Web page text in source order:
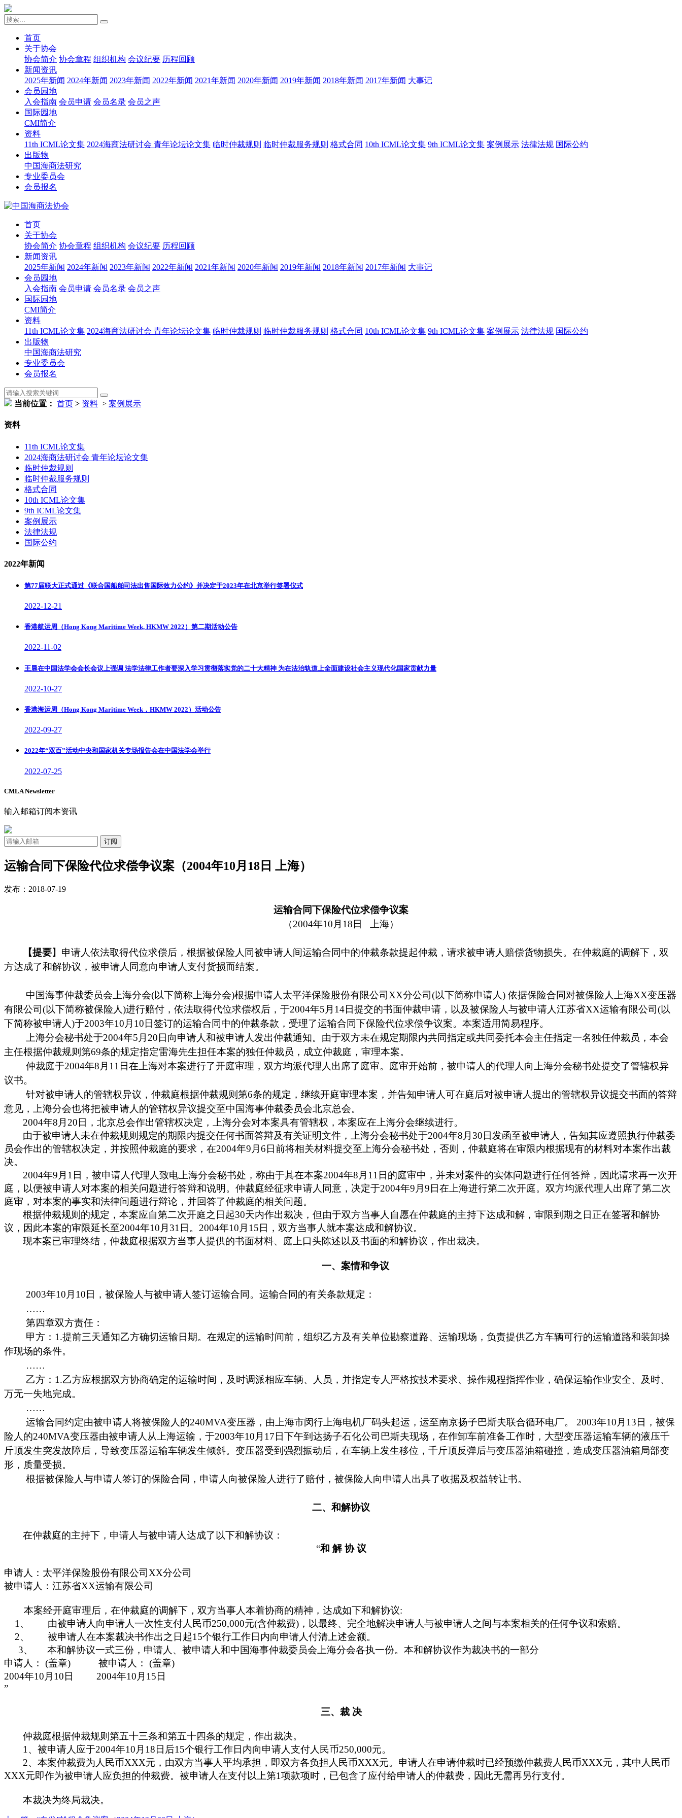
首页
关于协会
协会简介 协会章程 组织机构 会议纪要 历程回顾
新闻资讯
2025年新闻 2024年新闻 2023年新闻 2022年新闻 2021年新闻 2020年新闻 2019年新闻 2018年新闻 2017年新闻 大事记
会员园地
入会指南 会员申请 会员名录 会员之声
国际园地
CMI简介
资料
11th ICML论文集 2024海商法研讨会 青年论坛论文集 临时仲裁规则 临时仲裁服务规则 格式合同 10th ICML论文集 9th ICML论文集 案例展示 法律法规 国际公约
出版物
中国海商法研究
专业委员会
会员报名
首页
关于协会
协会简介 协会章程 组织机构 会议纪要 历程回顾
新闻资讯
2025年新闻 2024年新闻 2023年新闻 2022年新闻 2021年新闻 2020年新闻 2019年新闻 2018年新闻 2017年新闻 大事记
会员园地
入会指南 会员申请 会员名录 会员之声
国际园地
CMI简介
资料
11th ICML论文集 2024海商法研讨会 青年论坛论文集 临时仲裁规则 临时仲裁服务规则 格式合同 10th ICML论文集 9th ICML论文集 案例展示 法律法规 国际公约
出版物
中国海商法研究
专业委员会
会员报名
当前位置： 首页 > 资料 > 案例展示
资料
11th ICML论文集
2024海商法研讨会 青年论坛论文集
临时仲裁规则
临时仲裁服务规则
格式合同
10th ICML论文集
9th ICML论文集
案例展示
法律法规
国际公约
2022年新闻
第77届联大正式通过《联合国船舶司法出售国际效力公约》并决定于2023年在北京举行签署仪式
2022-12-21
香港航运周（Hong Kong Maritime Week, HKMW 2022）第二期活动公告
2022-11-02
王晨在中国法学会会长会议上强调 法学法律工作者要深入学习贯彻落实党的二十大精神 为在法治轨道上全面建设社会主义现代化国家贡献力量
2022-10-27
香港海运周（Hong Kong Maritime Week，HKMW 2022）活动公告
2022-09-27
2022年“双百”活动中央和国家机关专场报告会在中国法学会举行
2022-07-25
CMLA Newsletter
输入邮箱订阅本资讯
订阅
运输合同下保险代位求偿争议案（2004年10月18日 上海）
发布：2018-07-19
运输合同下保险代位求偿争议案
（2004年10 月 18日 上海）
【提要】申请人依法取得代位求偿后，根据被保险人同被申请人间运输合同中的仲裁条款提起仲裁，请求被申请人赔偿货物损失。在仲裁庭的调解下，双
方达成了和解协议，被申请人同意向申请人支付货损而结案。
中国海事仲裁委员会上海分会(以下简称上海分会)根据申请人太平洋保险股份有限公司XX分公司(以下简称申请人) 依据保险合同对被保险人上海XX变压器
有限公司(以下简称被保险人)进行赔付，依法取得代位求偿权后，于2004年5 月 14日提交的书面仲裁申请，以及被保险人与被申请人江苏省XX运输有限公司(以
下简称被申请人)于2003年10 月 10日签订的运输合同中的仲裁条款，受理了运输合同下保险代位求偿争议案。本案适用简易程序。
上海分会秘书处于2004年5 月 20日向申请人和被申请人发出仲裁通知。由于双方未在规定期限内共同指定或共同委托本会主任指定一名独任仲裁员，本会
主任根据仲裁规则第69条的规定指定雷海先生担任本案的独任仲裁员，成立仲裁庭，审理本案。
仲裁庭于2004年8 月 11 日在上海对本案进行了开庭审理，双方均派代理人出席了庭审。庭审开始前，被申请人的代理人向上海分会秘书处提交了管辖权异
议书。
针对被申请人的管辖权异议，仲裁庭根据仲裁规则第6条的规定，继续开庭审理本案，并告知申请人可在庭后对被申请人提出的管辖权异议提交书面的答辩
意见，上海分会也将把被申请人的管辖权异议提交至中国海事仲裁委员会北京总会。
2004年8 月 20日 ，北京总会作出管辖权决定，上海分会对本案具有管辖权，本案应在上海分会继续进行。
由于被申请人未在仲裁规则规定的期限内提交任何书面答辩及有关证明文件，上海分会秘书处于2004年8 月 30日发函至被申请人，告知其应遵照执行仲裁委
员会作出的管辖权决定，并按照仲裁庭的要求，在2004年9 月6日前将相关材料提交至上海分会秘书处，否则，仲裁庭将在审限内根据现有的材料对本案作出裁
决。
2004年9 月 1 日 ，被申请人代理人致电上海分会秘书处，称由于其在本案2004年8 月 11 日的庭审中，并未对案件的实体问题进行任何答辩，因此请求再一次开
庭，以便被申请人对本案的相关问题进行答辩和说明。仲裁庭经征求申请人同意，决定于2004年9 月9日在上海进行第二次开庭。双方均派代理人出席了第二次
庭审，对本案的事实和法律问题进行辩论，并回答了仲裁庭的相关问题。
根据仲裁规则的规定，本案应自第二次开庭之日起30天内作出裁决，但由于双方当事人自愿在仲裁庭的主持下达成和解，审限到期之日正在签署和解协
议，因此本案的审限延长至2004年10 月 31 日 。 2004年10 月 15日 ，双方当事人就本案达成和解协议。
现本案已审理终结，仲裁庭根据双方当事人提供的书面材料、庭上口头陈述以及书面的和解协议，作出裁决。
一、案情和争议
2003年10 月 10日 ，被保险人与被申请人签订运输合同。运输合同的有关条款规定：
……
第四章双方责任：
甲方： 1.提前三天通知乙方确切运输日期。在规定的运输时间前，组织乙方及有关单位勘察道路、运输现场，负责提供乙方车辆可行的运输道路和装卸操
作现场的条件。
……
乙方： 1.乙方应根据双方协商确定的运输时间，及时调派相应车辆、人员，并指定专人严格按技术要求、操作规程指挥作业，确保运输作业安全、及时、
万无一失地完成。
……
运输合同约定由被申请人将被保险人的240MVA变压器，由上海市闵行上海电机厂码头起运，运至南京扬子巴斯夫联合循环电厂。 2003年10 月 13日 ，被保
险人的240MVA变压器由被申请人从上海运输，于2003年10 月 17日下午到达扬子石化公司巴斯夫现场，在作卸车前准备工作时，大型变压器运输车辆的液压千
斤顶发生突发故障后，导致变压器运输车辆发生倾斜。变压器受到强烈振动后，在车辆上发生移位，千斤顶反弹后与变压器油箱碰撞，造成变压器油箱局部变
形，质量受损。
根据被保险人与申请人签订的保险合同，申请人向被保险人进行了赔付，被保险人向申请人出具了收据及权益转让书。
二、和解协议
在仲裁庭的主持下，申请人与被申请人达成了以下和解协议：
“和 解 协 议
申请人：太平洋保险股份有限公司XX分公司
被申请人：江苏省XX运输有限公司
本案经开庭审理后，在仲裁庭的调解下，双方当事人本着协商的精神，达成如下和解协议:
1、
由被申请人向申请人一次性支付人民币250,000元(含仲裁费)，以最终、完全地解决申请人与被申请人之间与本案相关的任何争议和索赔。
2、
被申请人在本案裁决书作出之日起15个银行工作日内向申请人付清上述金额。
3、
本和解协议一式三份，申请人、被申请人和中国海事仲裁委员会上海分会各执一份。本和解协议作为裁决书的一部分
申请人：
(盖章) 被申请人： (盖章)
2004年10 月 10日 2004年10 月 15日
”
三、裁 决
仲裁庭根据仲裁规则第五十三条和第五十四条的规定，作出裁决。
1 、被申请人应于2004年10 月 18日 后15个银行工作日内向申请人支付人民币250,000元。
2、本案仲裁费为人民币XXX元，由双方当事人平均承担，即双方各负担人民币XXX元。申请人在申请仲裁时已经预缴仲裁费人民币XXX元，其中人民币
XXX元即作为被申请人应负担的仲裁费。被申请人在支付以上第1项款项时，已包含了应付给申请人的仲裁费，因此无需再另行支付。
本裁决为终局裁决。